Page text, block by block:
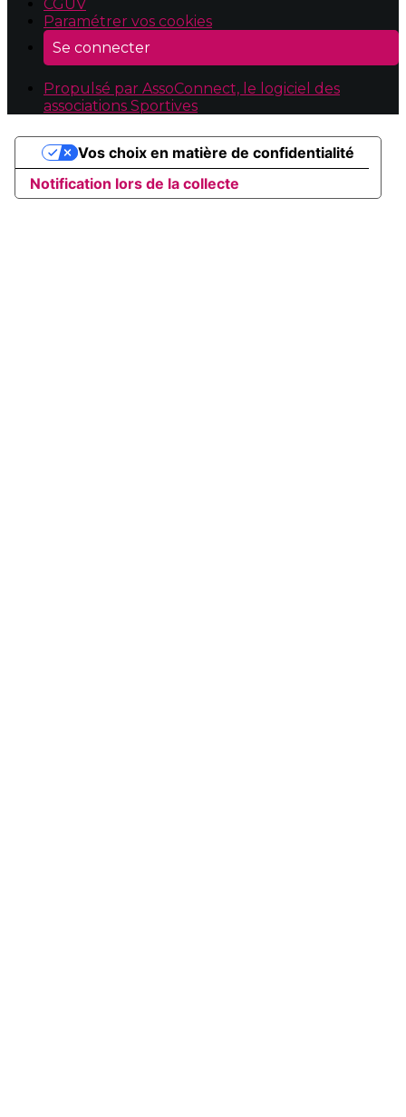
CGUV
Paramétrer vos cookies
Se connecter
Propulsé par AssoConnect, le logiciel des
associations Sportives
Notification lors de la collecte
Vos choix en matière de confidentialité